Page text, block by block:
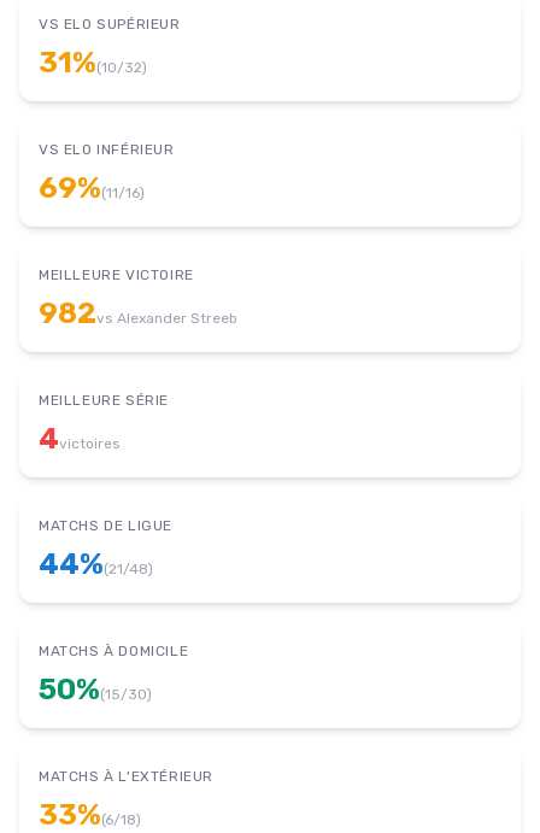
VS ELO SUPÉRIEUR
31%(10/32)
VS ELO INFÉRIEUR
69%(11/16)
MEILLEURE VICTOIRE
982vs Alexander Streeb
MEILLEURE SÉRIE
4victoires
MATCHS DE LIGUE
44%(21/48)
MATCHS À DOMICILE
50%(15/30)
MATCHS À L'EXTÉRIEUR
33%(6/18)